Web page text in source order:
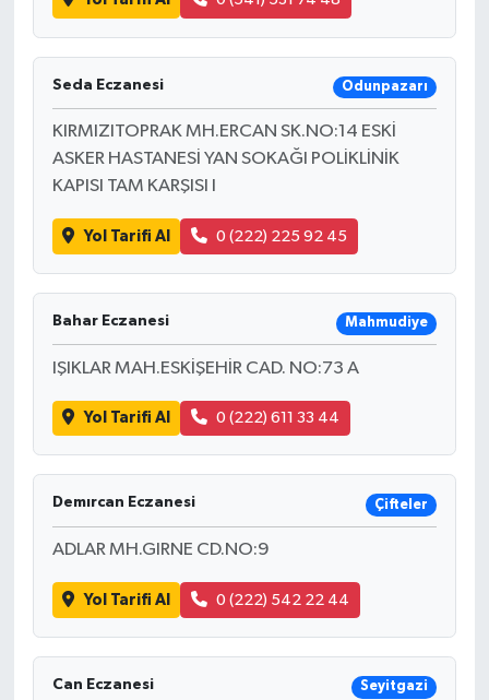
Seda Eczanesi Odunpazarı
KIRMIZITOPRAK MH.ERCAN SK.NO:14 ESKİ
ASKER HASTANESİ YAN SOKAĞI POLİKLİNİK
KAPISI TAM KARŞISI I
Yol Tarifi Al 0 (222) 225 92 45
Bahar Eczanesi Mahmudiye
IŞIKLAR MAH.ESKİŞEHİR CAD. NO:73 A
Yol Tarifi Al 0 (222) 611 33 44
Demırcan Eczanesi Çifteler
ADLAR MH.GIRNE CD.NO:9
Yol Tarifi Al 0 (222) 542 22 44
Can Eczanesi Seyitgazi